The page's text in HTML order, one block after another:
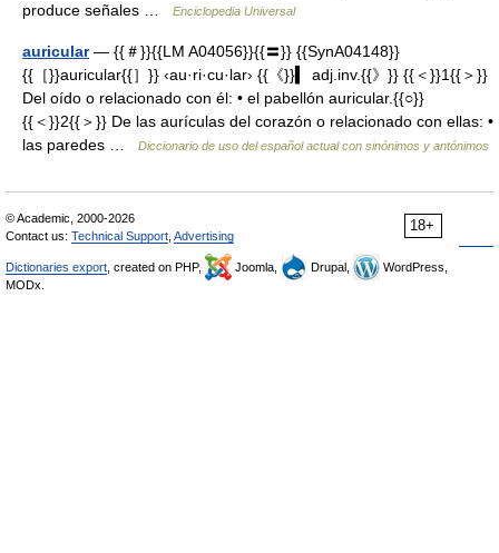
produce señales …
Enciclopedia Universal
auricular— {{＃}}{{LM A04056}}{{〓}} {{SynA04148}}
{{［}}auricular{{］}} ‹au·ri·cu·lar› {{《}}▍ adj.inv.{{》}} {{＜}}1{{＞}}
Del oído o relacionado con él: • el pabellón auricular.{{○}}
{{＜}}2{{＞}} De las aurículas del corazón o relacionado con ellas: •
las paredes …
Diccionario de uso del español actual con sinónimos y antónimos
18+
© Academic, 2000-2026
Contact us: Technical Support Advertising
Dictionaries export , created on PHP, Joomla, Drupal,
WordPress,
MODx.